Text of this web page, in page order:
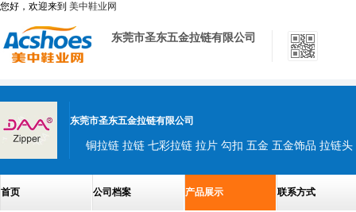
您好，欢迎来到 美中鞋业网
东莞市圣东五金拉链有限公司
东莞市圣东五金拉链有限公司
铜拉链 拉链 七彩拉链 拉片 勾扣 五金 五金饰品 拉链头
首页 公司档案 产品展示 联系方式